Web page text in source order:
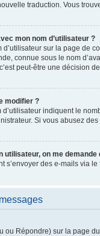
traduction. Vous
mon nom d’utilisateur ?
d’utilisateur sur la page
connue sous le nom
peut-être une décision
modifier ?
indiquent le
Si vous abusez
utilisateur, on me
s’envoyer des e-mails via
Répondre) sur la page